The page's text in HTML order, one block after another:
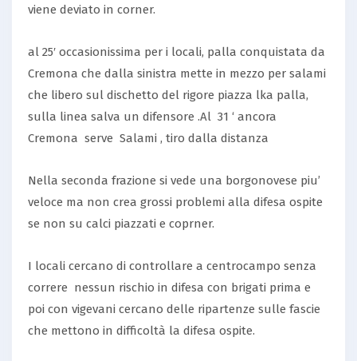
viene deviato in corner.
al 25′ occasionissima per i locali, palla conquistata da
Cremona che dalla sinistra mette in mezzo per salami
che libero sul dischetto del rigore piazza lka palla,
sulla linea salva un difensore .Al 31 ‘ ancora
Cremona serve Salami , tiro dalla distanza
Nella seconda frazione si vede una borgonovese piu’
veloce ma non crea grossi problemi alla difesa ospite
se non su calci piazzati e coprner.
I locali cercano di controllare a centrocampo senza
correre nessun rischio in difesa con brigati prima e
poi con vigevani cercano delle ripartenze sulle fascie
che mettono in difficoltà la difesa ospite.